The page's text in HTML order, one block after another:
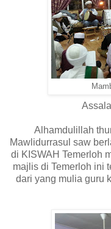
Alhamdulillah
Mawlidurrasul saw
di KISWAH Temerloh
majlis di Temerloh ini
dari yang mulia guru